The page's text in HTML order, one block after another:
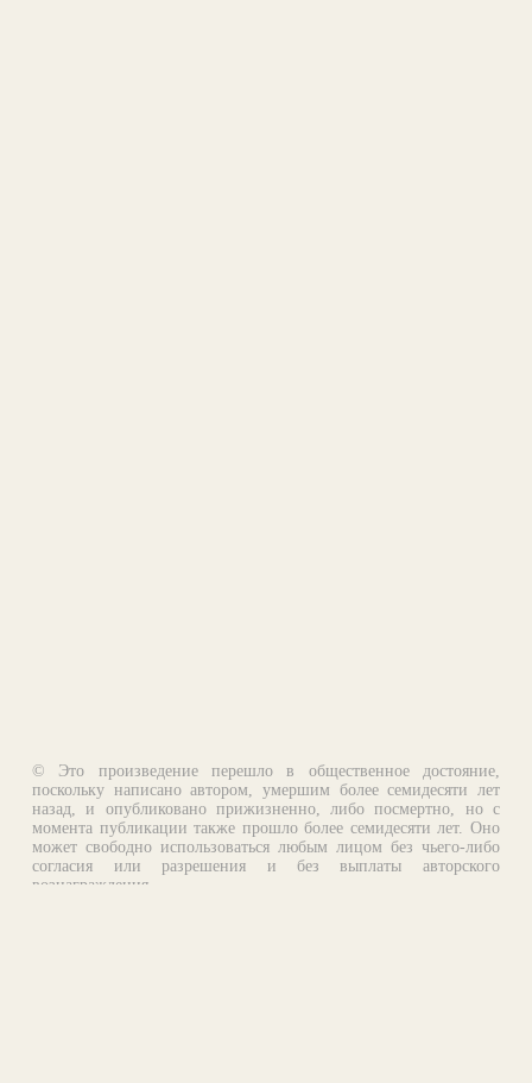
© Это произведение перешло в общественное достояние,
поскольку написано автором, умершим более семидесяти лет
назад, и опубликовано прижизненно, либо посмертно, но с
момента публикации также прошло более семидесяти лет. Оно
может свободно использоваться любым лицом без чьего-либо
согласия или разрешения и без выплаты авторского
вознаграждения.